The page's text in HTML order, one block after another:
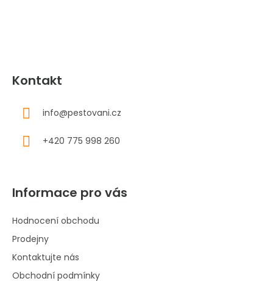
Kontakt
info@pestovani.cz
+420 775 998 260
Informace pro vás
Hodnocení obchodu
Prodejny
Kontaktujte nás
Obchodní podmínky